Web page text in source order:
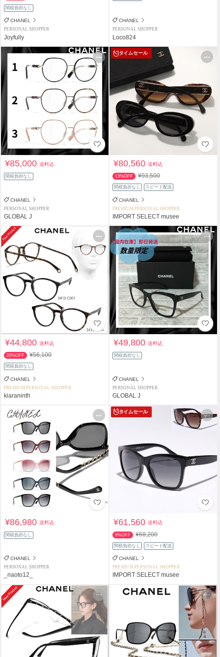
関税負担なし
CHANEL
PERSONAL SHOPPER
Joyfully
CHANEL
PERSONAL SHOPPER
Loco824
¥85,000送料込
関税負担なし
CHANEL
PERSONAL SHOPPER
GLOBAL J
タイムセール
¥80,560送料込
13%OFF ¥93,500
関税負担なし スピード配送
CHANEL
PREMIUM PERSONAL SHOPPER
IMPORT SELECT musee
¥44,800送料込
20%OFF ¥56,100
関税負担なし
CHANEL
PREMIUM PERSONAL SHOPPER
kiaraninth
¥49,800送料込
関税負担なし
CHANEL
PERSONAL SHOPPER
GLOBAL J
¥86,980送料込
関税負担なし
CHANEL
PERSONAL SHOPPER
_naoto12_
タイムセール
¥61,560送料込
9%OFF ¥68,200
関税負担なし スピード配送
CHANEL
PREMIUM PERSONAL SHOPPER
IMPORT SELECT musee